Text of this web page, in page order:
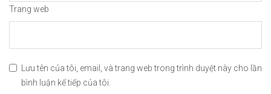
👉Xem cách Đặt Lệnh, Đóng Lệnh và CopyTrade
#icmarkets #exness #taichinh #dautu #chungkhoan
Trang web
Lưu tên của tôi, email, và trang web trong trình duyệt này cho lần
bình luận kế tiếp của tôi.